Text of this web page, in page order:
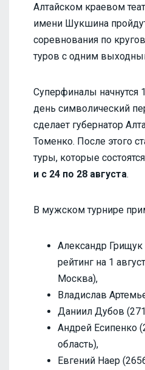
Алтайском краевом
имени Шукшина
соревнования по
туров с одним
Суперфиналы начнутся
день символический
сделает губернатор
Томенко. После этого
туры, которые состоятся
и с 24 по 28 августа.
В мужском турнире
Александр Грищук
рейтинг на 1
Москва),
Владислав
Даниил Дубов
Андрей Есипенко
область),
Евгений Наер